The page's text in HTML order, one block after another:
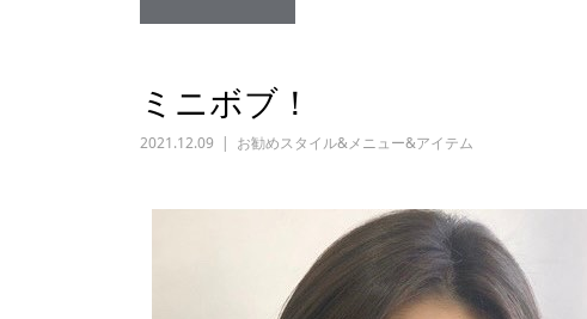
ミニボブ！
2021.12.09 お勧めスタイル&メニュー&アイテム